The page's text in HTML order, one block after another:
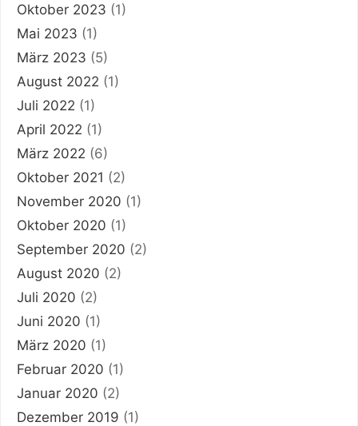
Oktober 2023 (1)
Mai 2023 (1)
März 2023 (5)
August 2022 (1)
Juli 2022 (1)
April 2022 (1)
März 2022 (6)
Oktober 2021 (2)
November 2020 (1)
Oktober 2020 (1)
September 2020 (2)
August 2020 (2)
Juli 2020 (2)
Juni 2020 (1)
März 2020 (1)
Februar 2020 (1)
Januar 2020 (2)
Dezember 2019 (1)